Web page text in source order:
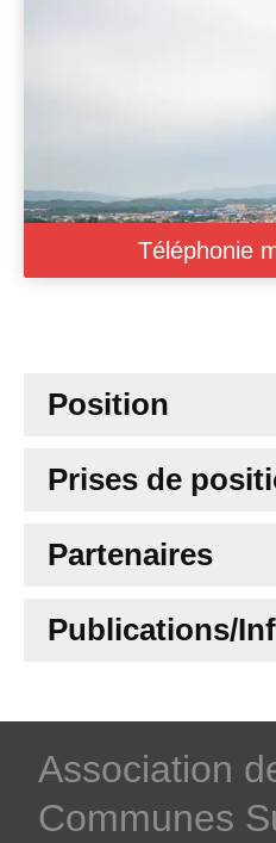
Téléphonie
Position
Prises de
Partenaires
Publications/
­Association
Communes